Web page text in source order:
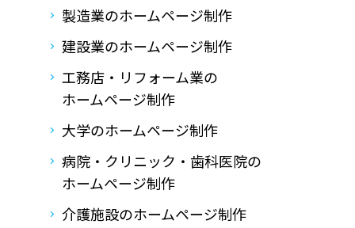
製造業のホームページ制作
建設業のホームページ制作
工務店・リフォーム業の
ホームページ制作
大学のホームページ制作
病院・クリニック・歯科医院の
ホームページ制作
介護施設のホームページ制作